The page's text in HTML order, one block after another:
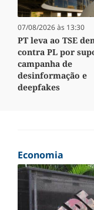
07/08/2026 às 13:30
PT leva ao TSE
contra PL por
campanha de
desinformação e
deepfakes
Economia